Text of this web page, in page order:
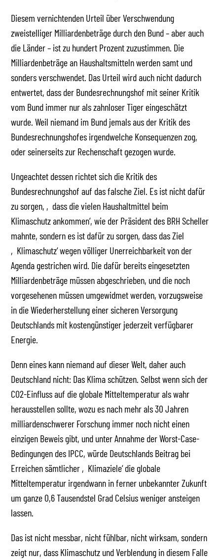
Diesem vernichtenden Urteil über Verschwendung
zweistelliger Milliardenbeträge durch den Bund – aber auch
die Länder – ist zu hundert Prozent zuzustimmen. Die
Milliardenbeträge an Haushaltsmitteln werden samt und
sonders verschwendet. Das Urteil wird auch nicht dadurch
entwertet, dass der Bundesrechnungshof mit seiner Kritik
vom Bund immer nur als zahnloser Tiger eingeschätzt
wurde. Weil niemand im Bund jemals aus der Kritik des
Bundesrechnungshofes irgendwelche Konsequenzen zog,
oder seinerseits zur Rechenschaft gezogen wurde.
Ungeachtet dessen richtet sich die Kritik des
Bundesrechnungshof auf das falsche Ziel. Es ist nicht dafür
zu sorgen, ‚dass die vielen Haushaltmittel beim
Klimaschutz ankommen‘, wie der Präsident des BRH Scheller
mahnte, sondern es ist dafür zu sorgen, dass das Ziel
‚Klimaschutz‘ wegen völliger Unerreichbarkeit von der
Agenda gestrichen wird. Die dafür bereits eingesetzten
Milliardenbeträge müssen abgeschrieben, und die noch
vorgesehenen müssen umgewidmet werden, vorzugsweise
in die Wiederherstellung einer sicheren Versorgung
Deutschlands mit kostengünstiger jederzeit verfügbarer
Energie.
Denn eines kann niemand auf dieser Welt, daher auch
Deutschland nicht: Das Klima schützen. Selbst wenn sich der
CO2-Einfluss auf die globale Mitteltemperatur als wahr
herausstellen sollte, wozu es nach mehr als 30 Jahren
milliardenschwerer Forschung immer noch nicht einen
einzigen Beweis gibt, und unter Annahme der Worst-Case-
Bedingungen des IPCC, würde Deutschlands Beitrag bei
Erreichen sämtlicher ‚Klimaziele‘ die globale
Mitteltemperatur irgendwann in ferner unbekannter Zukunft
um ganze 0,6 Tausendstel Grad Celsius weniger ansteigen
lassen.
Das ist nicht messbar, nicht fühlbar, nicht wirksam, sondern
zeigt nur, dass Klimaschutz und Verblendung in diesem Falle